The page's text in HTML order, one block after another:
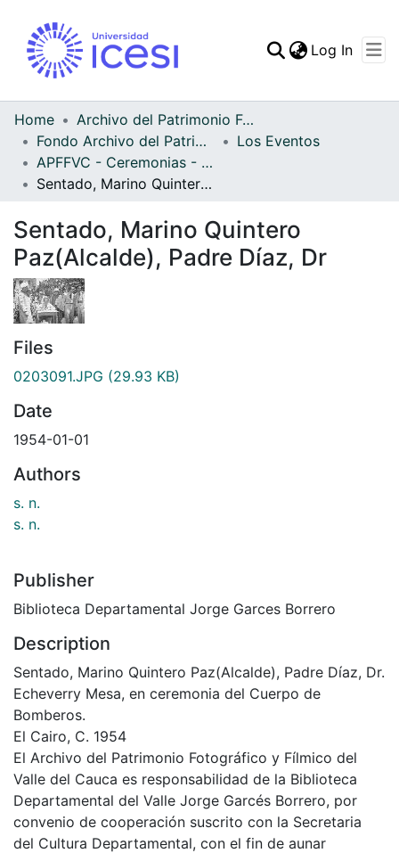
Statistics
Log In
Home
Archivo del Patrimonio Fotográfico y Fílmico del Valle del Cauca
Fondo Archivo del Patrimonio Fotográfico y Fílmico del Valle del Cauca
Los Eventos
APFFVC - Ceremonias - Patrimonial
Sentado, Marino Quintero Paz(Alcalde), Padre Díaz, Dr
Sentado, Marino Quintero
Paz(Alcalde), Padre Díaz, Dr
Files
0203091.JPG (29.93 KB)
Date
1954-01-01
Authors
s. n.
s. n.
Publisher
Biblioteca Departamental Jorge Garces Borrero
Description
Sentado, Marino Quintero Paz(Alcalde), Padre Díaz, Dr.
Echeverry Mesa, en ceremonia del Cuerpo de
Bomberos.
El Cairo, C. 1954
El Archivo del Patrimonio Fotográfico y Fílmico del
Valle del Cauca es responsabilidad de la Biblioteca
Departamental del Valle Jorge Garcés Borrero, por
convenio de cooperación suscrito con la Secretaria
del Cultura Departamental, con el fin de aunar